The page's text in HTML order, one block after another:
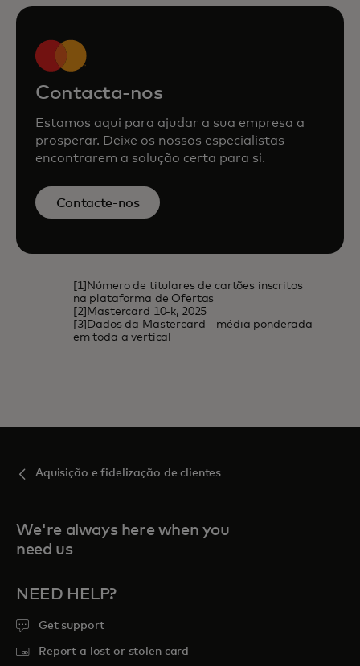
Contacta-nos
Estamos aqui para ajudar a sua empresa a
prosperar. Deixe os nossos especialistas
encontrarem a solução certa para si.
Contacte-nos
[1]Número de titulares de cartões inscritos
na plataforma de Ofertas
[2]Mastercard 10-k, 2025
[3]Dados da Mastercard - média ponderada
em toda a vertical
Aquisição e fidelização de clientes
We're always here when you
need us
NEED HELP?
Get support
Report a lost or stolen card